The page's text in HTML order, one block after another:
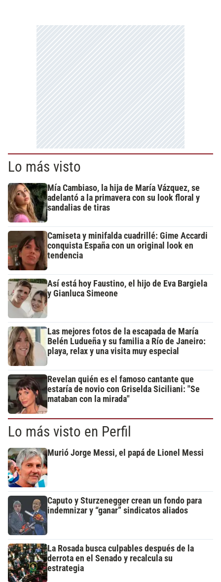
Lo más visto
Mía Cambiaso, la hija de María Vázquez, se
adelantó a la primavera con su look floral y
sandalias de tiras
Camiseta y minifalda cuadrillé: Gime Accardi
conquista España con un original look en
tendencia
Así está hoy Faustino, el hijo de Eva Bargiela
y Gianluca Simeone
Las mejores fotos de la escapada de María
Belén Ludueña y su familia a Río de Janeiro:
playa, relax y una visita muy especial
Revelan quién es el famoso cantante que
estaría de novio con Griselda Siciliani: "Se
mataban con la mirada"
Lo más visto en Perfil
Murió Jorge Messi, el papá de Lionel Messi
Caputo y Sturzenegger crean un fondo para
indemnizar y “ganar” sindicatos aliados
La Rosada busca culpables después de la
derrota en el Senado y recalcula su
estrategia